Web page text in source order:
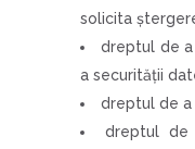
solicita
dreptul de a
a securităţii
dreptul de a
dreptul de